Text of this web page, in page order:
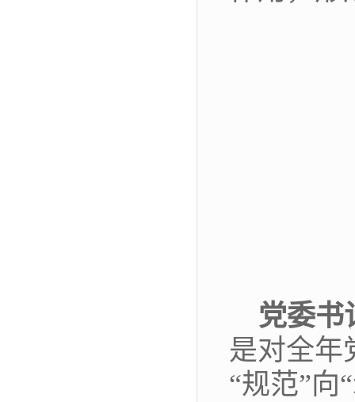
党委书
是对全年
“规范”向